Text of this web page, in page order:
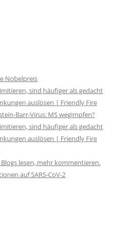
Nobelpreis
sind häufiger als gedacht
auslösen | Friendly Fire
Barr-Virus: MS wegimpfen?
sind häufiger als gedacht
auslösen | Friendly Fire
lesen, mehr kommentieren.
auf SARS-CoV-2